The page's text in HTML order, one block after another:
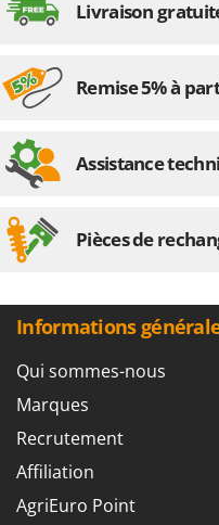
Livraison
Remise 5% à
Assistance
Pièces de
Informations
Qui sommes-nous
Marques
Recrutement
Affiliation
AgriEuro Point